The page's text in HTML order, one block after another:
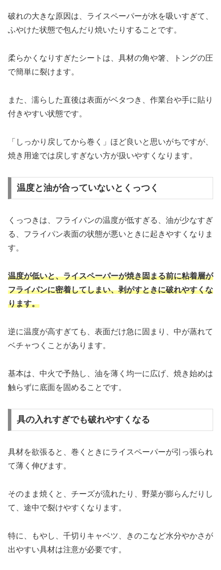
破れの大きな原因は、ライスペーパーが水を吸いすぎて、
ふやけた状態で包んだり焼いたりすることです。
柔らかくなりすぎたシートは、具材の角や箸、トングの圧
で簡単に裂けます。
また、濡らした直後は表面がベタつき、作業台や手に貼り
付きやすい状態です。
「しっかり戻してから巻く」ほど良いと思いがちですが、
焼き用途では戻しすぎない方が扱いやすくなります。
温度と油が合っていないとくっつく
くっつきは、フライパンの温度が低すぎる、油が少なすぎ
る、フライパン表面の状態が悪いときに起きやすくなりま
す。
温度が低いと、ライスペーパーが焼き固まる前に粘着層が
フライパンに密着してしまい、剥がすときに破れやすくな
ります。
逆に温度が高すぎても、表面だけ急に固まり、中が蒸れて
ベチャつくことがあります。
基本は、中火で予熱し、油を薄く均一に広げ、焼き始めは
触らずに底面を固めることです。
具の入れすぎでも破れやすくなる
具材を欲張ると、巻くときにライスペーパーが引っ張られ
て薄く伸びます。
そのまま焼くと、チーズが流れたり、野菜が膨らんだりし
て、途中で裂けやすくなります。
特に、もやし、千切りキャベツ、きのこなど水分やかさが
出やすい具材は注意が必要です。